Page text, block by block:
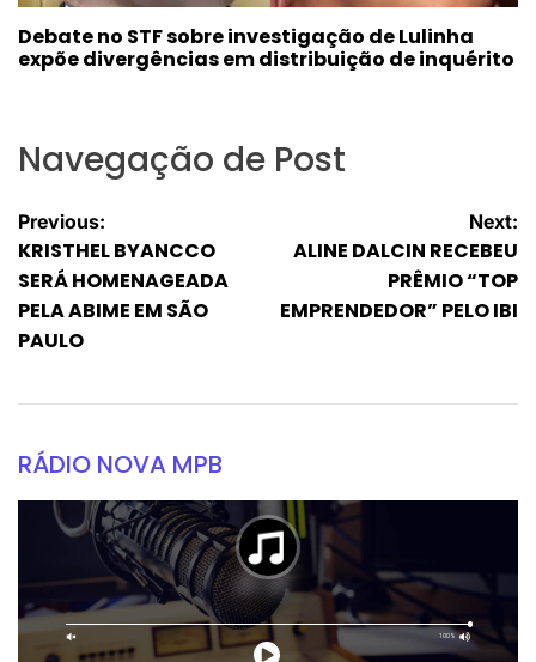
Debate no STF sobre investigação de Lulinha
expõe divergências em distribuição de inquérito
Navegação de Post
Previous:
KRISTHEL BYANCCO
SERÁ HOMENAGEADA
PELA ABIME EM SÃO
PAULO
Next:
ALINE DALCIN RECEBEU
PRÊMIO “TOP
EMPRENDEDOR” PELO IBI
RÁDIO NOVA MPB